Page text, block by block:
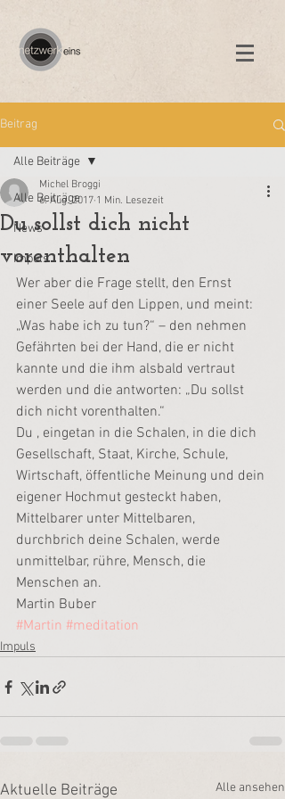
Beitrag
Alle Beiträge
News
Impuls
Alle Beiträge
Du sollst dich nicht
vorenthalten
Michel Broggi
6. Aug. 2017 1 Min. Lesezeit
Wer aber die Frage stellt, den Ernst
einer Seele auf den Lippen, und meint:
„Was habe ich zu tun?“ – den nehmen
Gefährten bei der Hand, die er nicht
kannte und die ihm alsbald vertraut
werden und die antworten: „Du sollst
dich nicht vorenthalten.“
Du , eingetan in die Schalen, in die dich
Gesellschaft, Staat, Kirche, Schule,
Wirtschaft, öffentliche Meinung und dein
eigener Hochmut gesteckt haben,
Mittelbarer unter Mittelbaren,
durchbrich deine Schalen, werde
unmittelbar, rühre, Mensch, die
Menschen an.
Martin Buber
#Martin #meditation
Impuls
Aktuelle Beiträge Alle ansehen